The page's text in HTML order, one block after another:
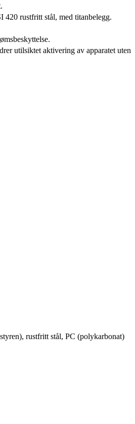
420 rustfritt stål, med titanbelegg.
utilsiktet aktivering av apparatet uten
rustfritt stål, PC (polykarbonat)